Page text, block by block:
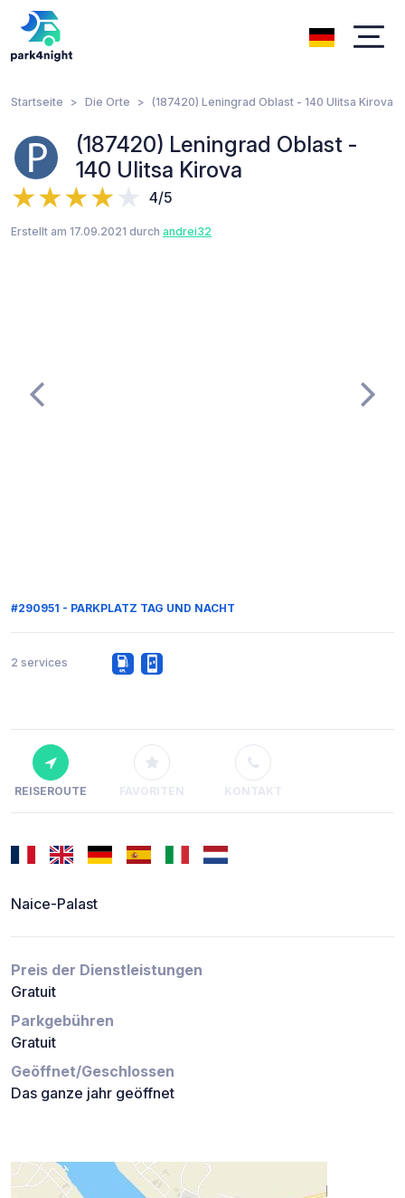
Startseite Die Orte (187420) Leningrad Oblast - 140 Ulitsa Kirova
(187420) Leningrad Oblast -
140 Ulitsa Kirova
4/5
Erstellt am 17.09.2021 durch andrei32
#290951 - PARKPLATZ TAG UND NACHT
2 services
REISEROUTE FAVORITEN KONTAKT
Naice-Palast
Preis der Dienstleistungen
Gratuit
Parkgebühren
Gratuit
Geöffnet/Geschlossen
Das ganze jahr geöffnet